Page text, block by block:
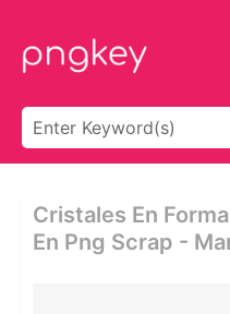
Cristales En
En Png Scrap -